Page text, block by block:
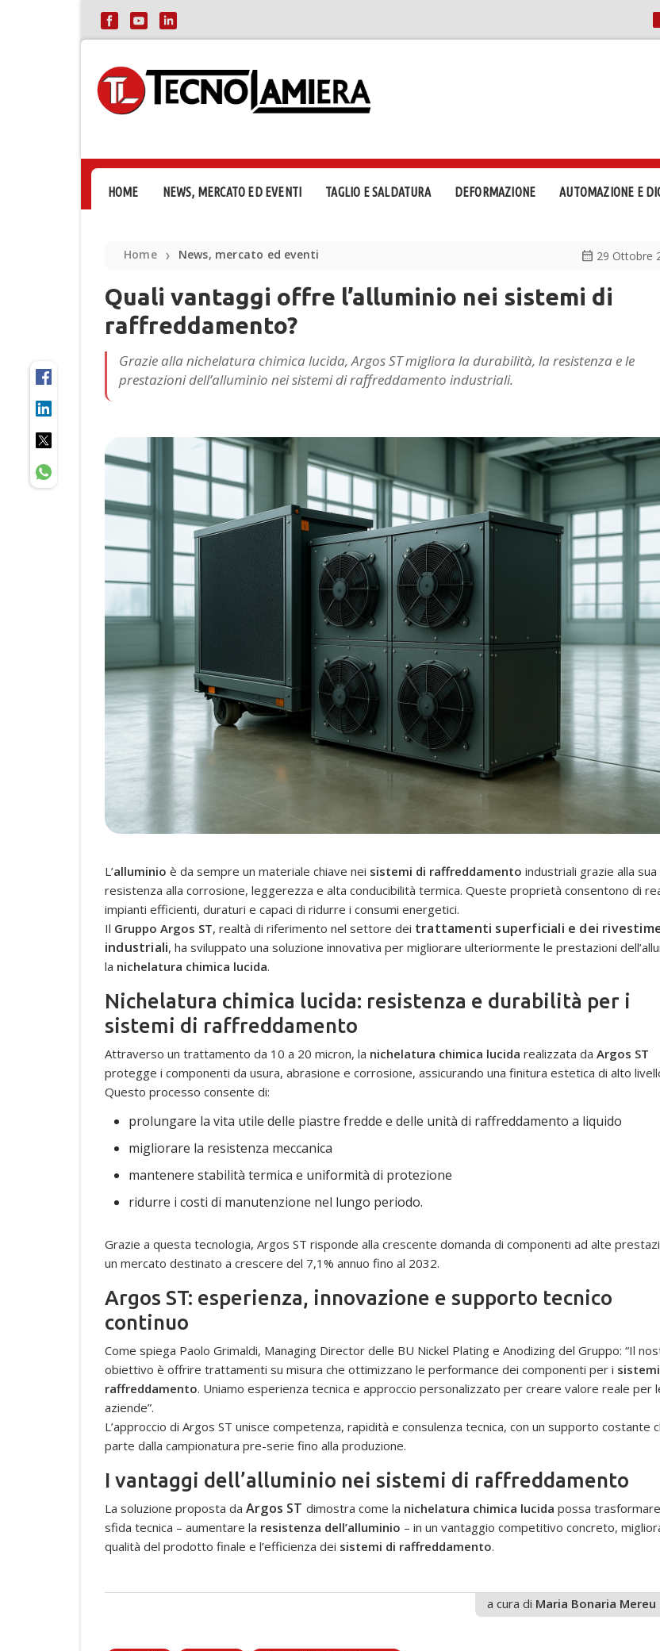
HOME NEWS, MERCATO ED EVENTI TAGLIO E SALDATURA DEFORMAZIONE AUTOMAZIONE E
Home ❯ News, mercato ed eventi calendar_month 29 Ottobre
Quali vantaggi offre l’alluminio nei sistemi di
raffreddamento?
Grazie alla nichelatura chimica lucida, Argos ST migliora la durabilità, la resistenza e le
prestazioni dell’alluminio nei sistemi di raffreddamento industriali.
L’alluminio è da sempre un materiale chiave nei sistemi di raffreddamento industriali grazie alla sua
resistenza alla corrosione, leggerezza e alta conducibilità termica. Queste proprietà consentono di
impianti efficienti, duraturi e capaci di ridurre i consumi energetici.
Il Gruppo Argos ST, realtà di riferimento nel settore dei trattamenti superficiali e dei
industriali, ha sviluppato una soluzione innovativa per migliorare ulteriormente le prestazioni
la nichelatura chimica lucida.
Nichelatura chimica lucida: resistenza e durabilità per i
sistemi di raffreddamento
Attraverso un trattamento da 10 a 20 micron, la nichelatura chimica lucida realizzata da Argos ST
protegge i componenti da usura, abrasione e corrosione, assicurando una finitura estetica di alto
Questo processo consente di:
prolungare la vita utile delle piastre fredde e delle unità di raffreddamento a liquido
migliorare la resistenza meccanica
mantenere stabilità termica e uniformità di protezione
ridurre i costi di manutenzione nel lungo periodo.
Grazie a questa tecnologia, Argos ST risponde alla crescente domanda di componenti ad alte
un mercato destinato a crescere del 7,1% annuo fino al 2032.
Argos ST: esperienza, innovazione e supporto tecnico
continuo
Come spiega Paolo Grimaldi, Managing Director delle BU Nickel Plating e Anodizing del Gruppo: “Il
obiettivo è offrire trattamenti su misura che ottimizzano le performance dei componenti per i
raffreddamento. Uniamo esperienza tecnica e approccio personalizzato per creare valore reale per
aziende”.
L’approccio di Argos ST unisce competenza, rapidità e consulenza tecnica, con un supporto costante
parte dalla campionatura pre-serie fino alla produzione.
I vantaggi dell’alluminio nei sistemi di raffreddamento
La soluzione proposta da Argos ST dimostra come la nichelatura chimica lucida possa
sfida tecnica – aumentare la resistenza dell’alluminio – in un vantaggio competitivo concreto,
qualità del prodotto finale e l’efficienza dei sistemi di raffreddamento.
a cura di Maria Bonaria Mereu